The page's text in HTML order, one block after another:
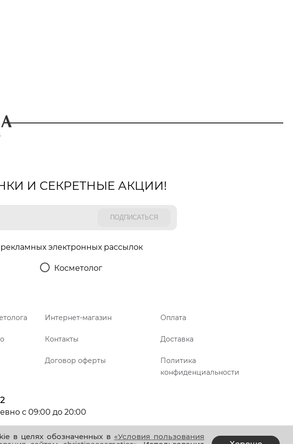
в целях обозначенных в «Условия пользования
И СЕКРЕТНЫЕ АКЦИИ!
электронных рассылок
Косметолог
Интернет-магазин Оплата
Контакты Доставка
Договор оферты
Политика
конфиденциальности
с 09:00 до 20:00